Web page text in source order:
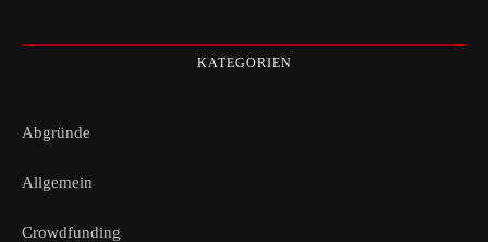
KATEGORIEN
Abgründe
Allgemein
Crowdfunding